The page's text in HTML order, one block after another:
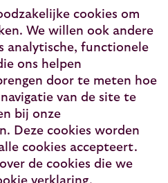
Exploitatie B.V.
cookies om
We willen ook andere
analytische, functionele
ons helpen
door te meten hoe
van de site te
bij onze
Deze cookies worden
cookies accepteert.
de cookies die we